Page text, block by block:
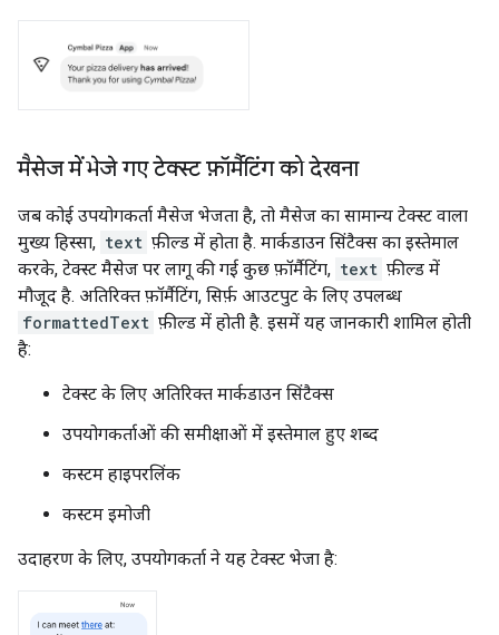
मैसेज में भेजे गए टेक्स्ट फ़ॉर्मैटिंग को देखना
जब कोई उपयोगकर्ता मैसेज भेजता है, तो मैसेज का सामान्य टेक्स्ट वाला
मुख्य हिस्सा, text फ़ील्ड में होता है. मार्कडाउन सिंटैक्स का इस्तेमाल
करके, टेक्स्ट मैसेज पर लागू की गई कुछ फ़ॉर्मैटिंग, text फ़ील्ड में
मौजूद है. अतिरिक्त फ़ॉर्मैटिंग, सिर्फ़ आउटपुट के लिए उपलब्ध
formattedText फ़ील्ड में होती है. इसमें यह जानकारी शामिल होती
है:
टेक्स्ट के लिए अतिरिक्त मार्कडाउन सिंटैक्स
उपयोगकर्ताओं की समीक्षाओं में इस्तेमाल हुए शब्द
कस्टम हाइपरलिंक
कस्टम इमोजी
उदाहरण के लिए, उपयोगकर्ता ने यह टेक्स्ट भेजा है: